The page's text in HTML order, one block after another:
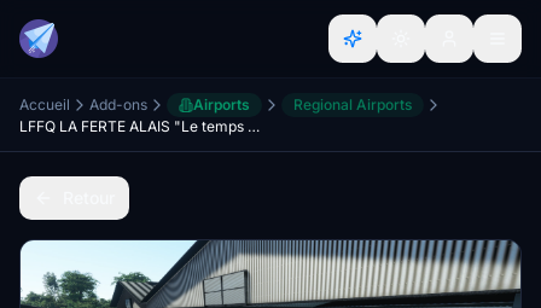
Accueil Add-ons Airports
Regional Airports
LFFQ LA FERTE ALAIS "Le temps des Hélices" V2